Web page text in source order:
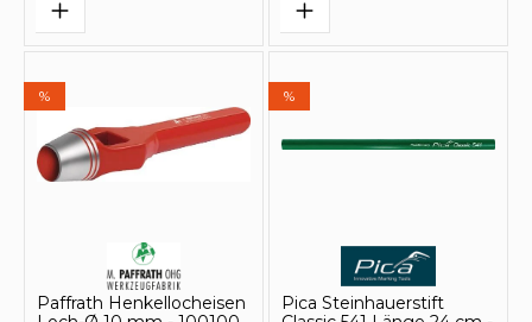
%
Paffrath Henkellocheisen
%
Pica Steinhauerstift